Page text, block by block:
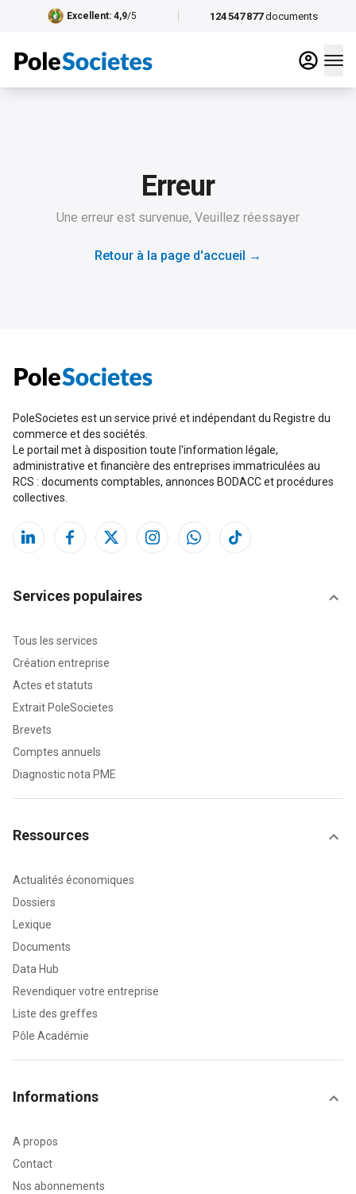
124 547 877 documents
Excellent: 4,9/5
Erreur
Une erreur est survenue, Veuillez réessayer
Retour à la page d'accueil →
PoleSocietes est un service privé et indépendant du Registre du
commerce et des sociétés.
Le portail met à disposition toute l'information légale,
administrative et financière des entreprises immatriculées au
RCS : documents comptables, annonces BODACC et procédures
collectives.
Services populaires
Tous les services
Création entreprise
Actes et statuts
Extrait PoleSocietes
Brevets
Comptes annuels
Diagnostic nota PME
Ressources
Actualités économiques
Dossiers
Lexique
Documents
Data Hub
Revendiquer votre entreprise
Liste des greffes
Pôle Académie
Informations
A propos
Contact
Nos abonnements